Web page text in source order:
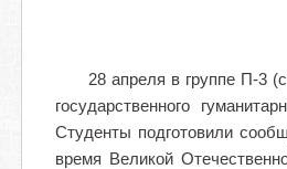
28 апреля в группе П-3
государственного
Студенты подготовили
время Великой